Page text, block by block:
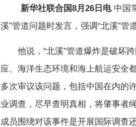
新华社联合国8月26日电 中国
溪”管道问题时发言，强调“北溪”管
他说，“北溪”管道爆炸是破坏跨
应、海洋生态环境和海上航运安全
多次审议该问题，包括中国在内的
业调查，尽早查明真相，将肇事者
成员围绕对该事件是开展国际调查